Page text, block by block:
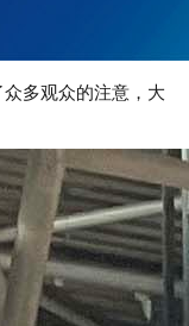
多观众的注意，大